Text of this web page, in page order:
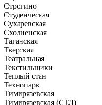
Строгино
Студенческая
Сухаревская
Сходненская
Таганская
Тверская
Театральная
Текстильщики
Теплый стан
Технопарк
Тимирязевская
Тимирязевская (СТЛ)